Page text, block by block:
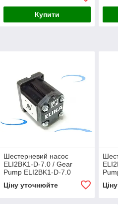
Купити
Шестерневий насос
ELI2BK1-D-7.0 / Gear
Pump ELI2BK1-D-7.0
Ціну уточнюйте